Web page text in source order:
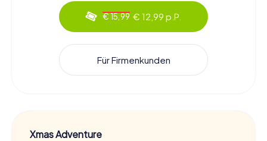
€ 15,99 € 12,99 p.P.
Für Firmenkunden
Xmas Adventure